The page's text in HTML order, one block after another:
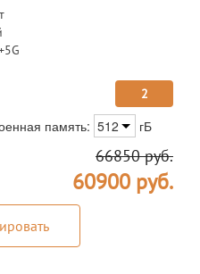
2
память: 512 гБ
66850руб.
60900руб.